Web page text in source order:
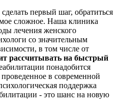
первый шаг, обратиться
сложное. Наша клиника
лечения женского
со значительным
в том числе от
рассчитывать на быстрый
понадобится
в современной
поддержка
- это шанс на новую